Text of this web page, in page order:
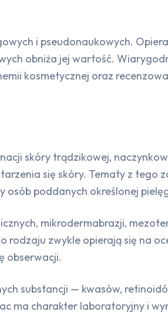
i pseudonaukowych.
obniża jej wartość.
kosmetycznej oraz
skóry trądzikowej,
się skóry. Tematy z tego
poddanych określonej
mikrodermabrazji,
rodzaju zwykle opierają się na
obserwacji.
substancji — kwasów,
ma charakter laboratoryjny i